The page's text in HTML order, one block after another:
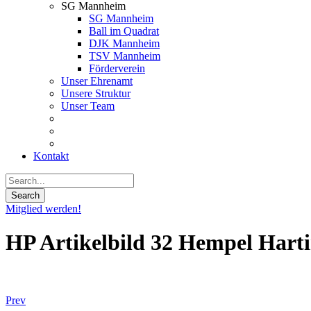
SG Mannheim
SG Mannheim
Ball im Quadrat
DJK Mannheim
TSV Mannheim
Förderverein
Unser Ehrenamt
Unsere Struktur
Unser Team
Kontakt
Mitglied werden!
HP Artikelbild 32 Hempel
Prev